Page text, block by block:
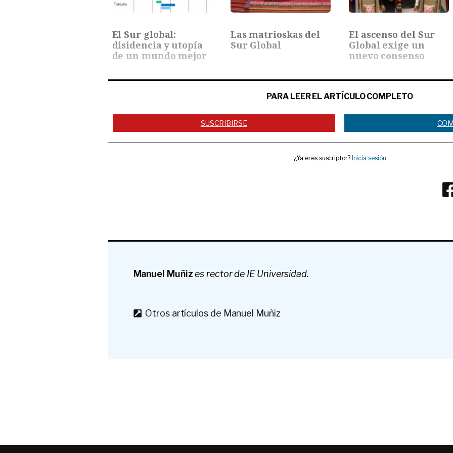
El Sur global:
disidencia y utopía
de un mundo mejor
Las matrioskas del
Sur Global
El ascenso del Sur
Global exige un
nuevo consenso
PARA LEER EL ARTÍCULO COMPLETO
SUSCRIBIRSE
¿Ya eres suscriptor? Inicia sesión
Manuel Muñizes rector de IEUniversidad.
Otros artículos de Manuel Muñiz